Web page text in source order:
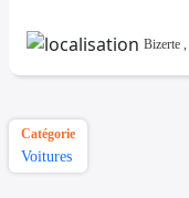
Bizerte ,
Catégorie
Voitures